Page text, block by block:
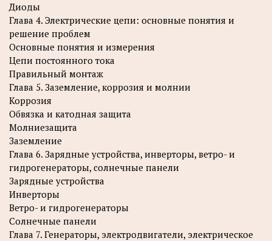
Диоды
Глава 4. Электрические цепи: основные понятия и
решение проблем
Основные понятия и измерения
Цепи постоянного тока
Правильный монтаж
Глава 5. Заземление, коррозия и молнии
Коррозия
Обвязка и катодная защита
Молниезащита
Заземление
Глава 6. Зарядные устройства, инверторы, ветро- и
гидрогенераторы, солнечные панели
Зарядные устройства
Инверторы
Ветро- и гидрогенераторы
Солнечные панели
Глава 7. Генераторы, электродвигатели, электрическое